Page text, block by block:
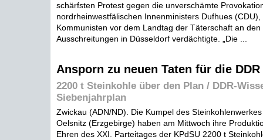
schärfsten Protest gegen die unverschämte
nordrheinwestfälischen Innenministers Dufhues (CDU),
Kommunisten vor dem Landtag der Täterschaft an den
Ausschreitungen in Düsseldorf verdächtigte. „Die ...
Ansporn zu neuen Taten für die DDR
2200 t Steinkohle über den Plan / DDR-
Siebenjahrplan
Zwickau (ADN/ND). Die Kumpel des
Oelsnitz (Erzgebirge) haben am Mittwoch ihre
Ehren des XXI. Parteitages der KPdSU 2200 t